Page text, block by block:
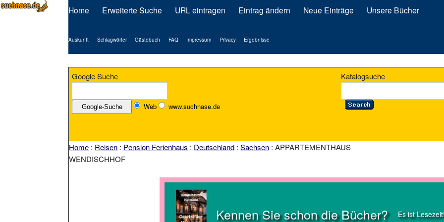
Home Erweiterte Suche URL eintragen Eintrag ändern Neue Einträge Unsere Bücher
Auskunft Schlagwörter Gästebuch FAQ Impressum Privacy Ergebnisse
Google Suche
Web www.suchnase.de
Katalogsuche
Home : Reisen : Pension Ferienhaus : Deutschland :Sachsen : APPARTEMENTHAUS
WENDISCHHOF
Kennen Sie schon die Bücher? Es ist